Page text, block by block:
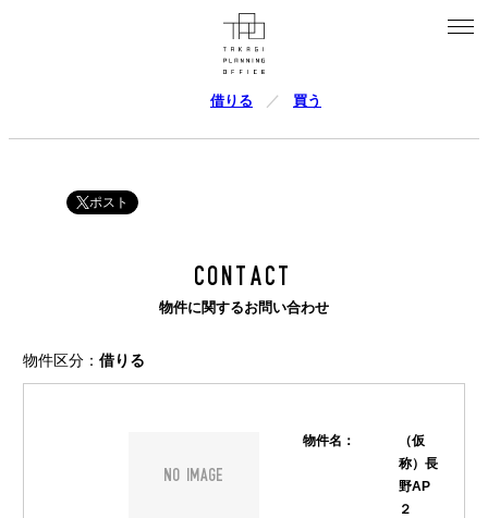
借りる 買う
ポスト
CONTACT
物件に関するお問い合わせ
物件区分：借りる
NO IMAGE
物件名：
（仮
称）長
野AP
２